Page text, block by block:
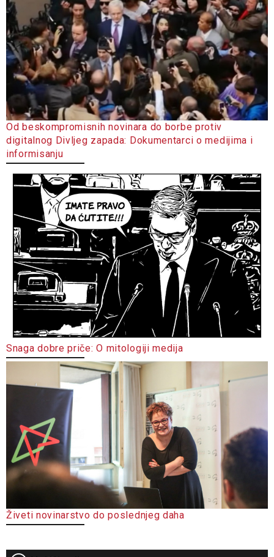
Od beskompromisnih novinara do borbe protiv
digitalnog Divljeg zapada: Dokumentarci o medijima i
informisanju
Snaga dobre priče: O mitologiji medija
Živeti novinarstvo do poslednjeg daha